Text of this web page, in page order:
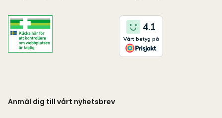
Anmäl dig till vårt nyhetsbrev